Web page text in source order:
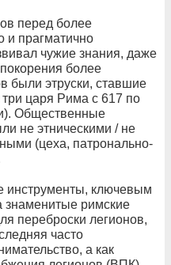
перед более
и прагматично
чужие знания, даже
более
были этруски, ставшие
царя Рима с 617 по
Общественные
не этническими / не
(цеха, патронально-
инструменты, ключевым
знаменитые римские
переброски легионов,
часто
а как